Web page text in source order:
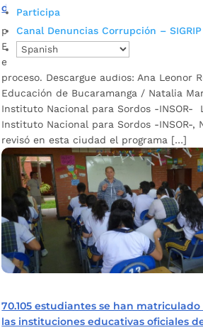
Participa
Canal Denuncias Corrupción – SIGRIP
de inclusión de la Alcaldía de
porAlcaldía de Bucaramanga|Feb 13,
En los colegios oficiales de la ciudad son
estudiantes sordos. La Escuela Normal
proceso. Descargue audios: Ana Leonor
Educación de Bucaramanga / Natalia
Instituto Nacional para Sordos -INSOR-
Instituto Nacional para Sordos -INSOR-,
revisó en esta ciudad el programa […]
70.105 estudiantes se han matriculado
las instituciones educativas oficiales